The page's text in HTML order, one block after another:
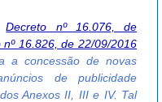
Decreto nº 16.076, de
nº 16.826, de 22/09/2016
a concessão de novas
de publicidade
Anexos II, III e IV. Tal